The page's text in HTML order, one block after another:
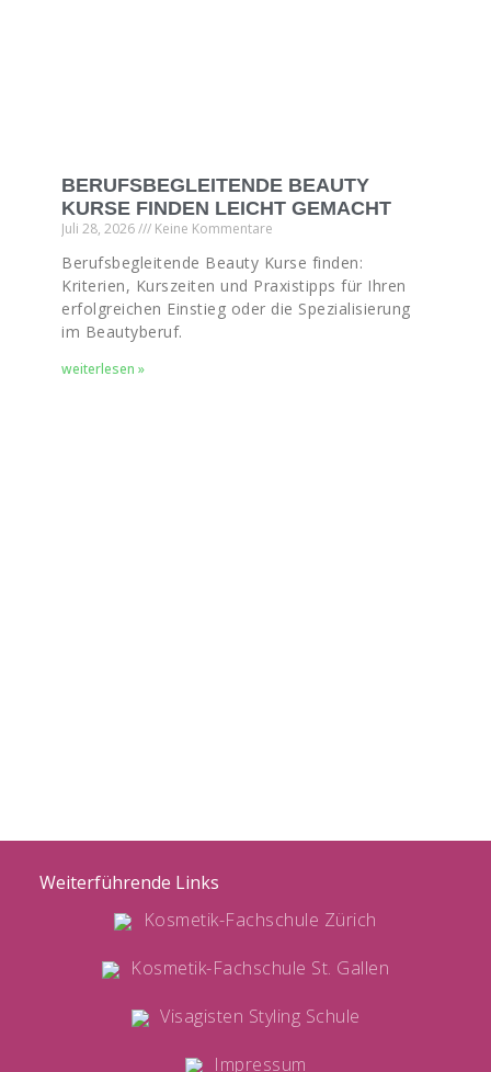
BERUFSBEGLEITENDE BEAUTY
KURSE FINDEN LEICHT GEMACHT
Juli 28, 2026 Keine Kommentare
Berufsbegleitende Beauty Kurse finden:
Kriterien, Kurszeiten und Praxistipps für Ihren
erfolgreichen Einstieg oder die Spezialisierung
im Beautyberuf.
weiterlesen »
Weiterführende Links
Kosmetik-Fachschule Zürich
Kosmetik-Fachschule St. Gallen
Visagisten Styling Schule
Impressum